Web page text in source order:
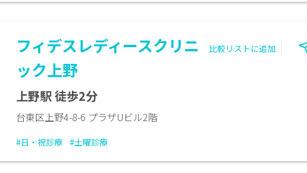
比較リストに追加
フィデスレディースクリニ
ック上野
上野駅 徒歩2分
台東区上野4-8-6 プラザUビル2階
#日・祝診療 #土曜診療